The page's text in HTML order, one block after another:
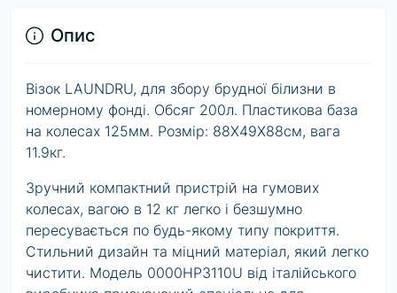
Опис
Візок LAUNDRU, для збору брудної білизни в
номерному фонді. Обсяг 200л. Пластикова база
на колесах 125мм. Розмір: 88Х49Х88см, вага
11.9кг.
Зручний компактний пристрій на гумових
колесах, вагою в 12 кг легко і безшумно
пересувається по будь-якому типу покриття.
Стильний дизайн та міцний матеріал, який легко
чистити. Модель 0000HP3110U від італійського